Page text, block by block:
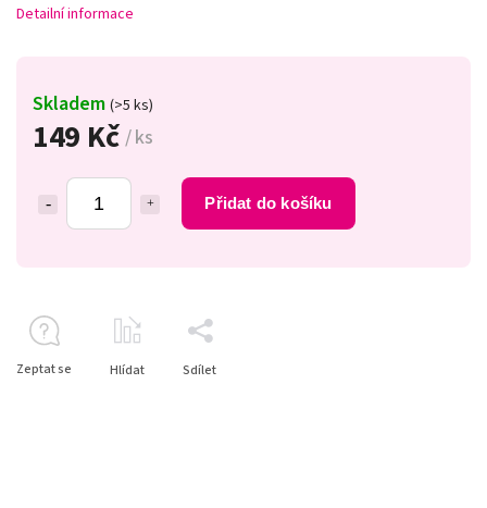
149 Kč / ks
Přidat do košíku
Skladem (>5 ks)
Detailní informace
Zeptat se Hlídat Sdílet